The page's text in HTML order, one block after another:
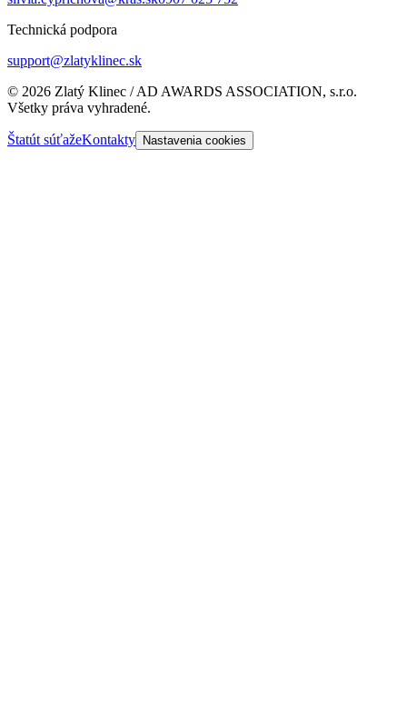
Technická podpora
support@zlatyklinec.sk
© 2026 Zlatý Klinec / AD AWARDS ASSOCIATION, s.r.o.
Všetky práva vyhradené.
Štatút súťažeKontakty Nastavenia cookies